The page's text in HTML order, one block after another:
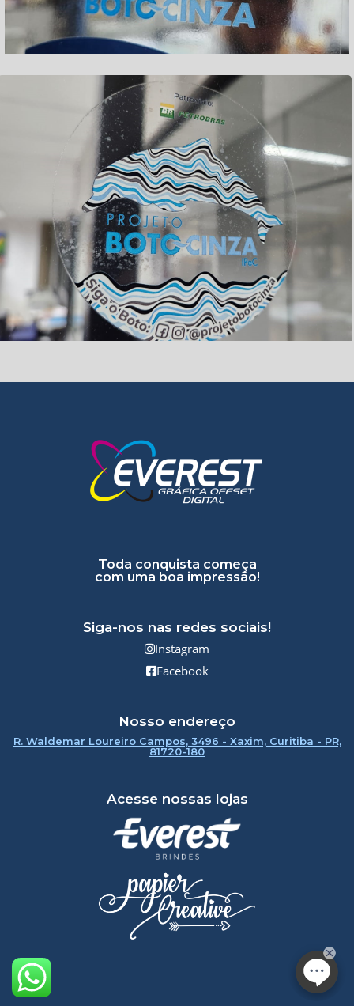
Toda conquista começa
com uma boa impressão!
Siga-nos nas redes sociais!
Instagram
Facebook
Nosso endereço
R. Waldemar Loureiro Campos, 3496 - Xaxim, Curitiba - PR,
81720-180
Acesse nossas lojas